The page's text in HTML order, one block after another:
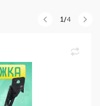
1/4